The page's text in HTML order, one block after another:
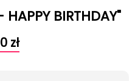
HAPPY BIRTHDAY"
zł